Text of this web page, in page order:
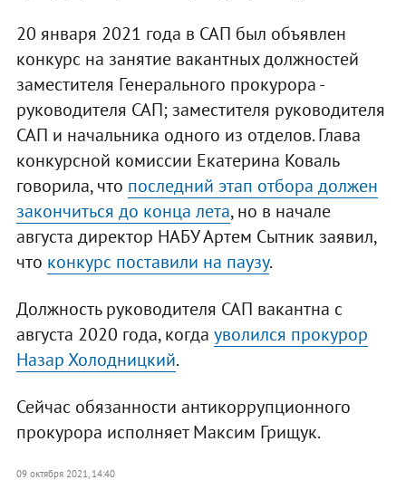
20 января 2021 года в САП был объявлен
конкурс на занятие вакантных должностей
заместителя Генерального прокурора -
руководителя САП; заместителя руководителя
САП и начальника одного из отделов. Глава
конкурсной комиссии Екатерина Коваль
говорила, что последний этап отбора должен
закончиться до конца лета, но в начале
августа директор НАБУ Артем Сытник заявил,
что конкурс поставили на паузу.
Должность руководителя САП вакантна с
августа 2020 года, когда уволился прокурор
Назар Холодницкий.
Сейчас обязанности антикоррупционного
прокурора исполняет Максим Грищук.
09 октября 2021, 14:40